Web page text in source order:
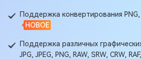
Поддержка конвертирования PNG,
НОВОЕ
Поддержка различных
JPG, JPEG, PNG, RAW, SRW, CRW,